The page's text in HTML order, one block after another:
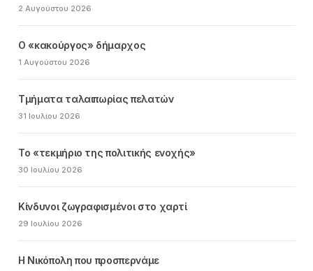
2 Αυγούστου 2026
Ο «κακούργος» δήμαρχος
1 Αυγούστου 2026
Τμήματα ταλαιπωρίας πελατών
31 Ιουλίου 2026
Το «τεκμήριο της πολιτικής ενοχής»
30 Ιουλίου 2026
Κίνδυνοι ζωγραφισμένοι στο χαρτί
29 Ιουλίου 2026
Η Νικόπολη που προσπερνάμε